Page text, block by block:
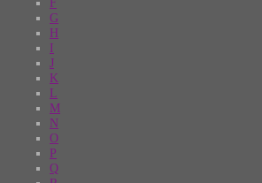
G
H
I
J
K
L
M
N
O
P
Q